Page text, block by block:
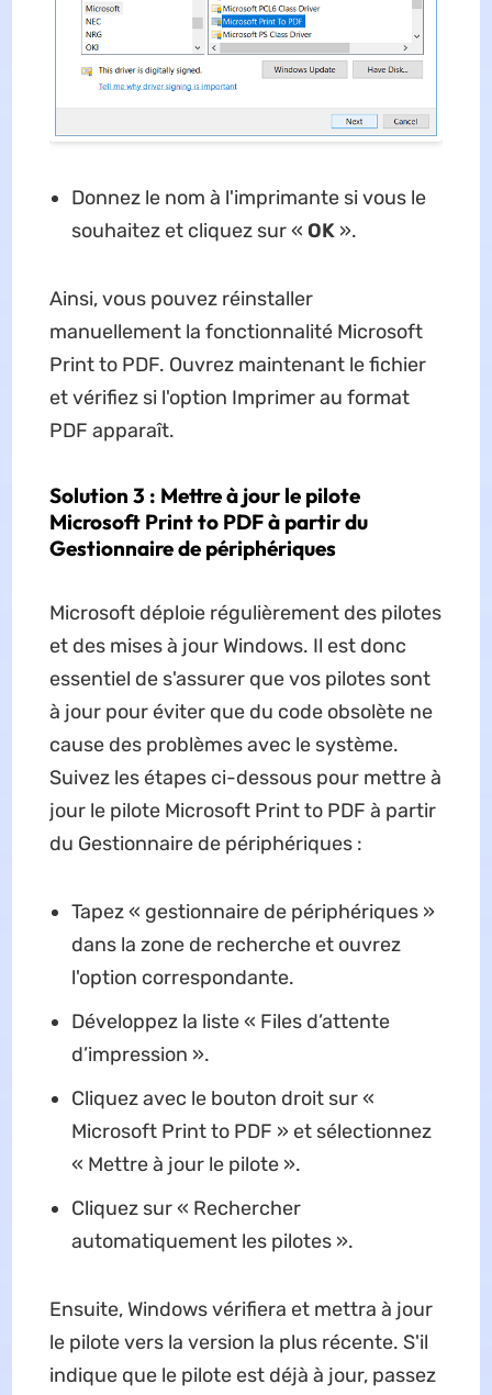
Donnez le nom à l'imprimante si vous le
souhaitez et cliquez sur « OK».
Ainsi, vous pouvez réinstaller
manuellement la fonctionnalité Microsoft
Print to PDF. Ouvrez maintenant le fichier
et vérifiez si l'option Imprimer au format
PDF apparaît.
Solution 3 : Mettre à jour le pilote
Microsoft Print to PDF à partir du
Gestionnaire de périphériques
Microsoft déploie régulièrement des pilotes
et des mises à jour Windows. Il est donc
essentiel de s'assurer que vos pilotes sont
à jour pour éviter que du code obsolète ne
cause des problèmes avec le système.
Suivez les étapes ci-dessous pour mettre à
jour le pilote Microsoft Print to PDF à partir
du Gestionnaire de périphériques :
Tapez « gestionnaire de périphériques »
dans la zone de recherche et ouvrez
l'option correspondante.
Développez la liste « Files d’attente
d’impression ».
Cliquez avec le bouton droit sur «
Microsoft Print to PDF » et sélectionnez
« Mettre à jour le pilote ».
Cliquez sur « Rechercher
automatiquement les pilotes ».
Ensuite, Windows vérifiera et mettra à jour
le pilote vers la version la plus récente. S'il
indique que le pilote est déjà à jour, passez